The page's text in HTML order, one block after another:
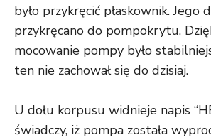
było przykręcić płaskownik. Jego
przykręcano do pompokrytu.
mocowanie pompy było
ten nie zachował się do dzisiaj.
U dołu korpusu widnieje napis
świadczy, iż pompa została